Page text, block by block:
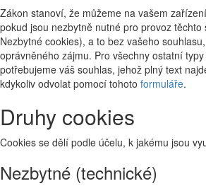
Zákon stanoví, že můžeme na vašem
pokud jsou nezbytně nutné pro provoz těchto
Nezbytné cookies), a to bez vašeho
oprávněného zájmu. Pro všechny ostatní
potřebujeme váš souhlas, jehož plný text
kdykoliv odvolat pomocí tohoto formuláře.
Druhy cookies
Cookies se dělí podle účelu, k jakému jsou
Nezbytné (technické)